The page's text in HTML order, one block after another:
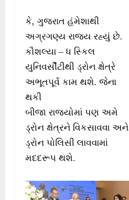
કે, ગુજરાત હંમેશાથી
અગ્રગણ્ય રાજ્ય રહ્યું છે.
કૌશલ્યા – ધ સ્કિલ
યુનિવર્સીટીથી ડ્રોન ક્ષેત્રે
અભૂતપૂર્વ કામ થશે. જેના
થકી
બીજા રાજ્યોમાં પણ અમે
ડ્રોન ક્ષેત્રને વિકસાવવા અને
ડ્રોન પોલિસી લાવવામાં
મદદરૂપ થશે.